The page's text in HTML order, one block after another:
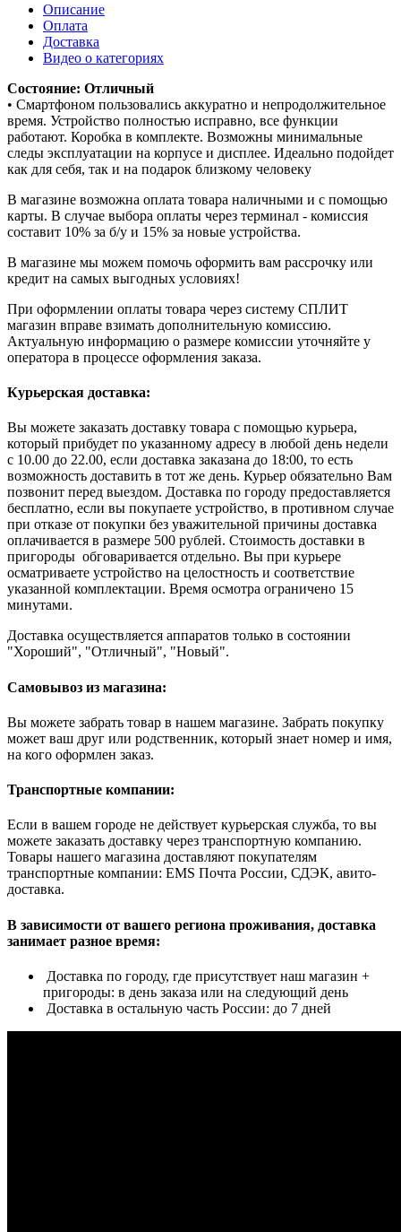
Описание
Оплата
Доставка
Видео о категориях
Состояние: Отличный
• Смартфоном пользовались аккуратно и непродолжительное
время. Устройство полностью исправно, все функции
работают. Коробка в комплекте. Возможны минимальные
следы эксплуатации на корпусе и дисплее. Идеально подойдет
как для себя, так и на подарок близкому человеку
В магазине возможна оплата товара наличными и с помощью
карты. В случае выбора оплаты через терминал - комиссия
составит 10% за б/у и 15% за новые устройства.
В магазине мы можем помочь оформить вам рассрочку или
кредит на самых выгодных условиях!
При оформлении оплаты товара через систему СПЛИТ
магазин вправе взимать дополнительную комиссию.
Актуальную информацию о размере комиссии уточняйте у
оператора в процессе оформления заказа.
Курьерская доставка:
Вы можете заказать доставку товара с помощью курьера,
который прибудет по указанному адресу в любой день недели
с 10.00 до 22.00, если доставка заказана до 18:00, то есть
возможность доставить в тот же день. Курьер обязательно Вам
позвонит перед выездом. Доставка по городу предоставляется
бесплатно, если вы покупаете устройство, в противном случае
при отказе от покупки без уважительной причины доставка
оплачивается в размере 500 рублей. Стоимость доставки в
пригороды обговаривается отдельно. Вы при курьере
осматриваете устройство на целостность и соответствие
указанной комплектации. Время осмотра ограничено 15
минутами.
Доставка осуществляется аппаратов только в состоянии
"Хороший", "Отличный", "Новый".
Самовывоз из магазина:
Вы можете забрать товар в нашем магазине. Забрать покупку
может ваш друг или родственник, который знает номер и имя,
на кого оформлен заказ.
Транспортные компании:
Если в вашем городе не действует курьерская служба, то вы
можете заказать доставку через транспортную компанию.
Товары нашего магазина доставляют покупателям
транспортные компании: EMS Почта России, СДЭК, авито-
доставка.
В зависимости от вашего региона проживания, доставка
занимает разное время:
Доставка по городу, где присутствует наш магазин +
пригороды: в день заказа или на следующий день
Доставка в остальную часть России: до 7 дней